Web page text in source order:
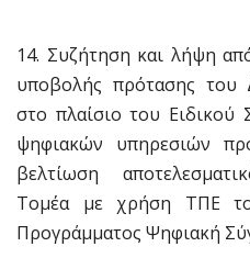
14. Συζήτηση και λήψη
υποβολής πρότασης του
στο πλαίσιο του Ειδικού
ψηφιακών υπηρεσιών
βελτίωση
Τομέα με χρήση ΤΠΕ
Προγράμματος Ψηφιακή